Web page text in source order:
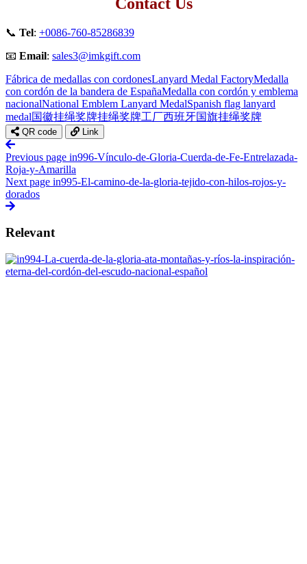
📞 Tel: +0086-760-85286839
📧 Email: sales3@imkgift.com
Fábrica de medallas con cordonesLanyard Medal FactoryMedalla
con cordón de la bandera de EspañaMedalla con cordón y emblema
nacionalNational Emblem Lanyard MedalSpanish flag lanyard
medal国徽挂绳奖牌挂绳奖牌工厂西班牙国旗挂绳奖牌
QR code Link
Previous page in996-Vínculo-de-Gloria-Cuerda-de-Fe-Entrelazada-
Roja-y-Amarilla
Next page in995-El-camino-de-la-gloria-tejido-con-hilos-rojos-y-
dorados
Relevant